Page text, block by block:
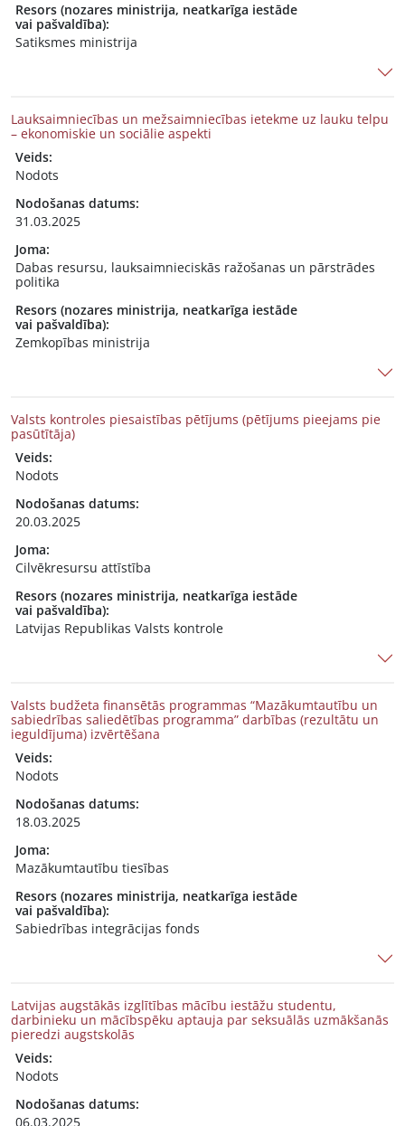
Resors (nozares ministrija, neatkarīga iestāde
vai pašvaldība):
Satiksmes ministrija
Lauksaimniecības un mežsaimniecības ietekme uz lauku telpu
– ekonomiskie un sociālie aspekti
Veids:
Nodots
Nodošanas datums:
31.03.2025
Joma:
Dabas resursu, lauksaimnieciskās ražošanas un pārstrādes
politika
Resors (nozares ministrija, neatkarīga iestāde
vai pašvaldība):
Zemkopības ministrija
Valsts kontroles piesaistības pētījums (pētījums pieejams pie
pasūtītāja)
Veids:
Nodots
Nodošanas datums:
20.03.2025
Joma:
Cilvēkresursu attīstība
Resors (nozares ministrija, neatkarīga iestāde
vai pašvaldība):
Latvijas Republikas Valsts kontrole
Valsts budžeta finansētās programmas “Mazākumtautību un
sabiedrības saliedētības programma” darbības (rezultātu un
ieguldījuma) izvērtēšana
Veids:
Nodots
Nodošanas datums:
18.03.2025
Joma:
Mazākumtautību tiesības
Resors (nozares ministrija, neatkarīga iestāde
vai pašvaldība):
Sabiedrības integrācijas fonds
Latvijas augstākās izglītības mācību iestāžu studentu,
darbinieku un mācībspēku aptauja par seksuālās uzmākšanās
pieredzi augstskolās
Veids:
Nodots
Nodošanas datums:
06.03.2025